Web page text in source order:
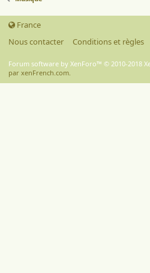
France
Nous contacter
Conditions et règles
Forum software by XenForo™ © 2010-2018
par xenFrench.com.